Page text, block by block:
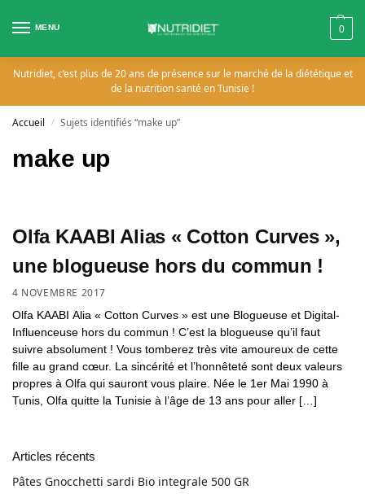
MENU 0
Nutridiet, c’est plus de 20 ans de présence sur le marché de la diététique et
de la nutrition santé en Tunisie !
Accueil / Sujets identifiés “make up”
make up
Olfa KAABI Alias « Cotton Curves »,
une blogueuse hors du commun !
4 NOVEMBRE 2017
Olfa KAABI Alia « Cotton Curves » est une Blogueuse et Digital-
Influenceuse hors du commun ! C’est la blogueuse qu’il faut
suivre absolument ! Vous tomberez très vite amoureux de cette
fille au grand cœur. La sincérité et l’honnêteté sont deux valeurs
propres à Olfa qui sauront vous plaire. Née le 1er Mai 1990 à
Tunis, Olfa quitte la Tunisie à l’âge de 13 ans pour aller […]
Articles récents
Pâtes Gnocchetti sardi Bio integrale 500 GR